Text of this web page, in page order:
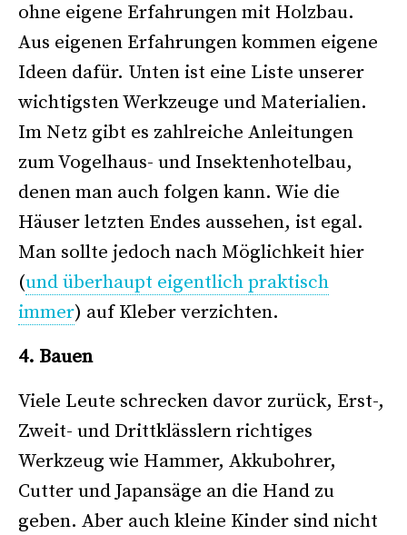
ohne eigene Erfahrungen mit Holzbau.
Aus eigenen Erfahrungen kommen eigene
Ideen dafür. Unten ist eine Liste unserer
wichtigsten Werkzeuge und Materialien.
Im Netz gibt es zahlreiche Anleitungen
zum Vogelhaus- und Insektenhotelbau,
denen man auch folgen kann. Wie die
Häuser letzten Endes aussehen, ist egal.
Man sollte jedoch nach Möglichkeit hier
(und überhaupt eigentlich praktisch
immer) auf Kleber verzichten.
4. Bauen
Viele Leute schrecken davor zurück, Erst-,
Zweit- und Drittklässlern richtiges
Werkzeug wie Hammer, Akkubohrer,
Cutter und Japansäge an die Hand zu
geben. Aber auch kleine Kinder sind nicht